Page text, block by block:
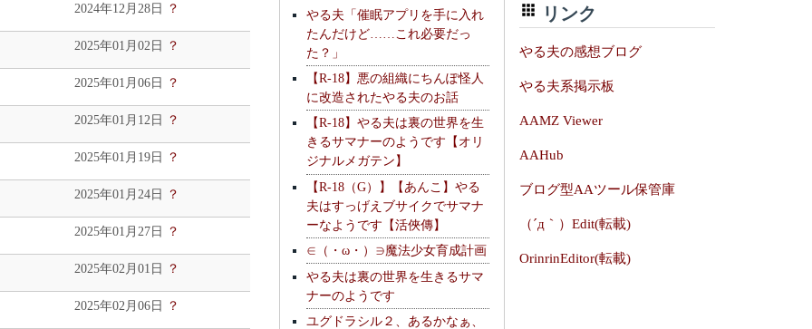
2024年12月28日 ？
2025年01月02日 ？
2025年01月06日 ？
2025年01月12日 ？
2025年01月19日 ？
2025年01月24日 ？
2025年01月27日 ？
2025年02月01日 ？
2025年02月06日 ？
やる夫「催眠アプリを手に入れ
たんだけど……これ必要だっ
た？」
【R-18】悪の組織にちんぽ怪人
に改造されたやる夫のお話
【R-18】やる夫は裏の世界を生
きるサマナーのようです【オリ
ジナルメガテン】
【R-18（G）】【あんこ】やる
夫はすっげえブサイクでサマナ
ーなようです【活俠傳】
∈（・ω・）∋魔法少女育成計画
やる夫は裏の世界を生きるサマ
ナーのようです
ユグドラシル２、あるかなぁ、
リンク
やる夫の感想ブログ
やる夫系掲示板
AAMZ Viewer
AAHub
ブログ型AAツール保管庫
（´д｀）Edit(転載)
OrinrinEditor(転載)